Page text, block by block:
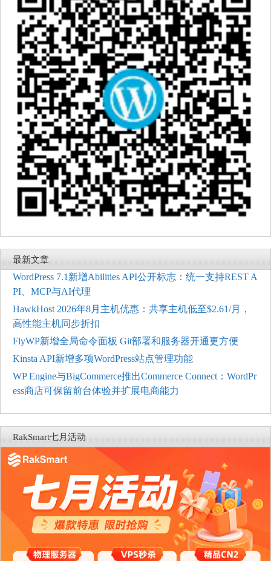
最新文章
WordPress 7.1新增Abilities API公开标志：统一支持REST A
PI、MCP与AI代理
HawkHost 2026年8月主机优惠：共享主机低至$2.61/月，
高性能主机同步折扣
FlyWP新增全局命令面板 Git部署和服务器开通更方便
Kinsta API新增多项WordPress站点管理功能
WP Engine与BigCommerce推出Commerce Connect：WordPr
ess商店可保留前台体验并扩展电商能力
RakSmart七月活动